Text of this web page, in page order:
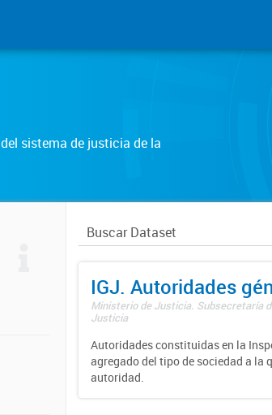
sistema de justicia de la
IGJ. Autoridades
Ministerio de Justicia. Subsecretaría
Justicia
Autoridades constituidas en la
agregado del tipo de sociedad a la
autoridad.